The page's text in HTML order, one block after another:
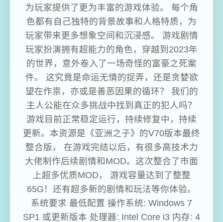
为玩家提供了更为丰富的游戏体验。 每个角
色都有自己独特的背景故事和人格特质，为
玩家带来更多想象空间和沉浸感。 游戏剧情
玩家扮演拥有超能力的角色，穿越到2023年
的世界，意外卷入了一场奇怪的富豪之死案
件。 这究竟是命运无情的捉弄，还是贪婪欲
望在作祟，亦或是善恶因果的循环？ 我们的
主人公能在众多挑战中找到真正的犯人吗？
游戏目前正常稳定运行，持续修复中，持续
更新。本资源是《亚洲之子》的V70版本最终
整合版， 在游戏完结以后，有很多高技术力
大佬制作后续剧情和MOD。这次整合了市面
上超多优质MOD， 游戏容量达到了整整
65G！还有超多新的剧情和玩法等你体验。
系统要求 最低配置 操作系统: Windows 7
SP1 或更新版本 处理器: Intel Core i3 内存: 4